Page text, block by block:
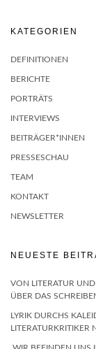
KATEGORIEN
DEFINITIONEN
BERICHTE
PORTRÄTS
INTERVIEWS
BEITRÄGER*INNEN
PRESSESCHAU
TEAM
KONTAKT
NEWSLETTER
NEUESTE
VON LITERATUR
ÜBER DAS
LYRIK DURCHS
LITERATURKRITIKER